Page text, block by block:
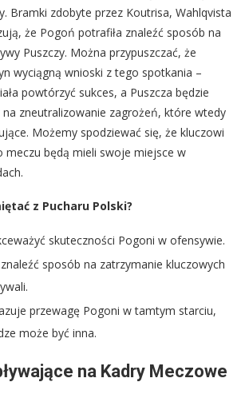
Bramki zdobyte przez Koutrisa, Wahlqvista
że Pogoń potrafiła znaleźć sposób na
Puszczy. Można przypuszczać, że
wyciągną wnioski z tego spotkania –
powtórzyć sukces, a Puszcza będzie
zneutralizowanie zagrożeń, które wtedy
Możemy spodziewać się, że kluczowi
meczu będą mieli swoje miejsce w
z Pucharu Polski?
skuteczności Pogoni w ofensywie.
sposób na zatrzymanie kluczowych
przewagę Pogoni w tamtym starciu,
może być inna.
na Kadry Meczowe